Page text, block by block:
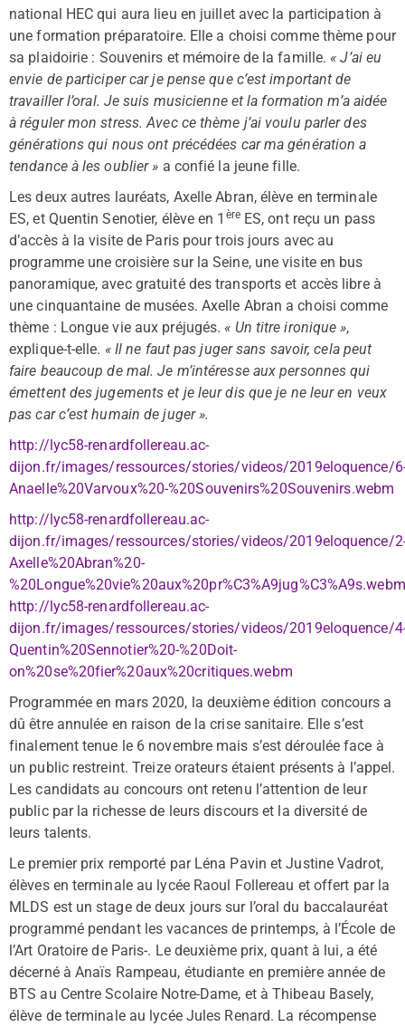
national HEC qui aura lieu en juillet avec la participation à
une formation préparatoire. Elle a choisi comme thème pour
sa plaidoirie : Souvenirs et mémoire de la famille. « J’ai eu
envie de participer car je pense que c’est important de
travailler l’oral. Je suis musicienne et la formation m’a aidée
à réguler mon stress. Avec ce thème j’ai voulu parler des
générations qui nous ont précédées car ma génération a
tendance à les oublier » a confié la jeune fille.
Les deux autres lauréats, Axelle Abran, élève en terminale
ES, et Quentin Senotier, élève en 1 èreES, ont reçu un pass
d’accès à la visite de Paris pour trois jours avec au
programme une croisière sur la Seine, une visite en bus
panoramique, avec gratuité des transports et accès libre à
une cinquantaine de musées. Axelle Abran a choisi comme
thème : Longue vie aux préjugés. « Un titre ironique »,
explique-t-elle. « Il ne faut pas juger sans savoir, cela peut
faire beaucoup de mal. Je m’intéresse aux personnes qui
émettent des jugements et je leur dis que je ne leur en veux
pas car c’est humain de juger ».
http://lyc58-renardfollereau.ac-
dijon.fr/images/ressources/stories/videos/2019eloquence/
Anaelle%20Varvoux%20-%20Souvenirs%20Souvenirs.webm
http://lyc58-renardfollereau.ac-
dijon.fr/images/ressources/stories/videos/2019eloquence/
Axelle%20Abran%20-
%20Longue%20vie%20aux%20pr%C3%A9jug%C3%A9s.webm
http://lyc58-renardfollereau.ac-
dijon.fr/images/ressources/stories/videos/2019eloquence/
Quentin%20Sennotier%20-%20Doit-
on%20se%20fier%20aux%20critiques.webm
Programmée en mars 2020, la deuxième édition concours a
dû être annulée en raison de la crise sanitaire. Elle s’est
finalement tenue le 6 novembre mais s’est déroulée face à
un public restreint. Treize orateurs étaient présents à l’appel.
Les candidats au concours ont retenu l’attention de leur
public par la richesse de leurs discours et la diversité de
leurs talents.
Le premier prix remporté par Léna Pavin et Justine Vadrot,
élèves en terminale au lycée Raoul Follereau et offert par la
MLDS est un stage de deux jours sur l’oral du baccalauréat
programmé pendant les vacances de printemps, à l’École de
l’Art Oratoire de Paris-. Le deuxième prix, quant à lui, a été
décerné à Anaïs Rampeau, étudiante en première année de
BTS au Centre Scolaire Notre-Dame, et à Thibeau Basely,
élève de terminale au lycée Jules Renard. La récompense